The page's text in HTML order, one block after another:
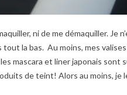
ni de me démaquiller. Je
tout la bas. Au moins, mes
mascara et liner japonais sont
de teint! Alors au moins, je